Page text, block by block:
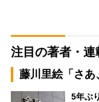
注目の著者・連
藤川里絵「さあ
5年ぶ